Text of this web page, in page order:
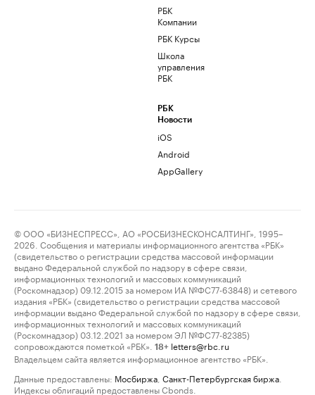
РБК
Компании
РБК Курсы
Школа
управления
РБК
РБК
Новости
iOS
Android
AppGallery
© ООО «БИЗНЕСПРЕСС», АО «РОСБИЗНЕСКОНСАЛТИНГ», 1995–
2026. Сообщения и материалы информационного агентства «РБК»
(свидетельство о регистрации средства массовой информации
выдано Федеральной службой по надзору в сфере связи,
информационных технологий и массовых коммуникаций
(Роскомнадзор) 09.12.2015 за номером ИА №ФС77-63848) и сетевого
издания «РБК» (свидетельство о регистрации средства массовой
информации выдано Федеральной службой по надзору в сфере связи,
информационных технологий и массовых коммуникаций
(Роскомнадзор) 03.12.2021 за номером ЭЛ №ФС77-82385)
сопровождаются пометкой «РБК».
18+ letters@rbc.ru
Владельцем сайта является информационное агентство «РБК».
Данные предоставлены: Мосбиржа Санкт-Петербургская биржа
Индексы облигаций предоставлены Cbonds.